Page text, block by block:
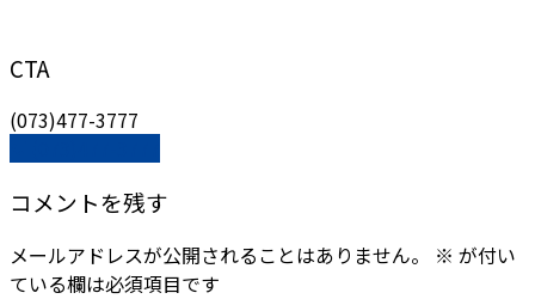
CTA
(073)477-3777
コメントを残す
メールアドレスが公開されることはありません。 ※ が付い
ている欄は必須項目です